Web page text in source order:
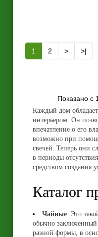
1 2 > >|
Показано с
Каждый дом
интерьером. Он
впечатление о его
возможно при
свечей. Теперь они
в периоды
средством
Каталог
Чайные. Это
обычно
разной формы, в